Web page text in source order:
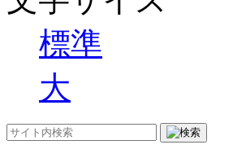
標準
大